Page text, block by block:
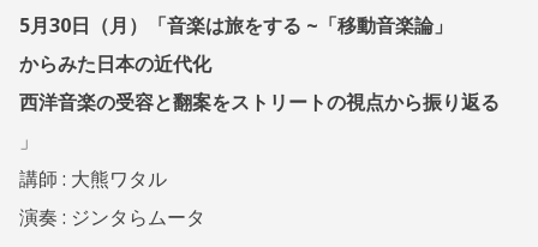
5月30日（月）「音楽は旅をする ~「移動音楽論」
からみた日本の近代化
西洋音楽の受容と翻案をストリートの視点から振り返る
」
講師 : 大熊ワタル
演奏 : ジンタらムータ